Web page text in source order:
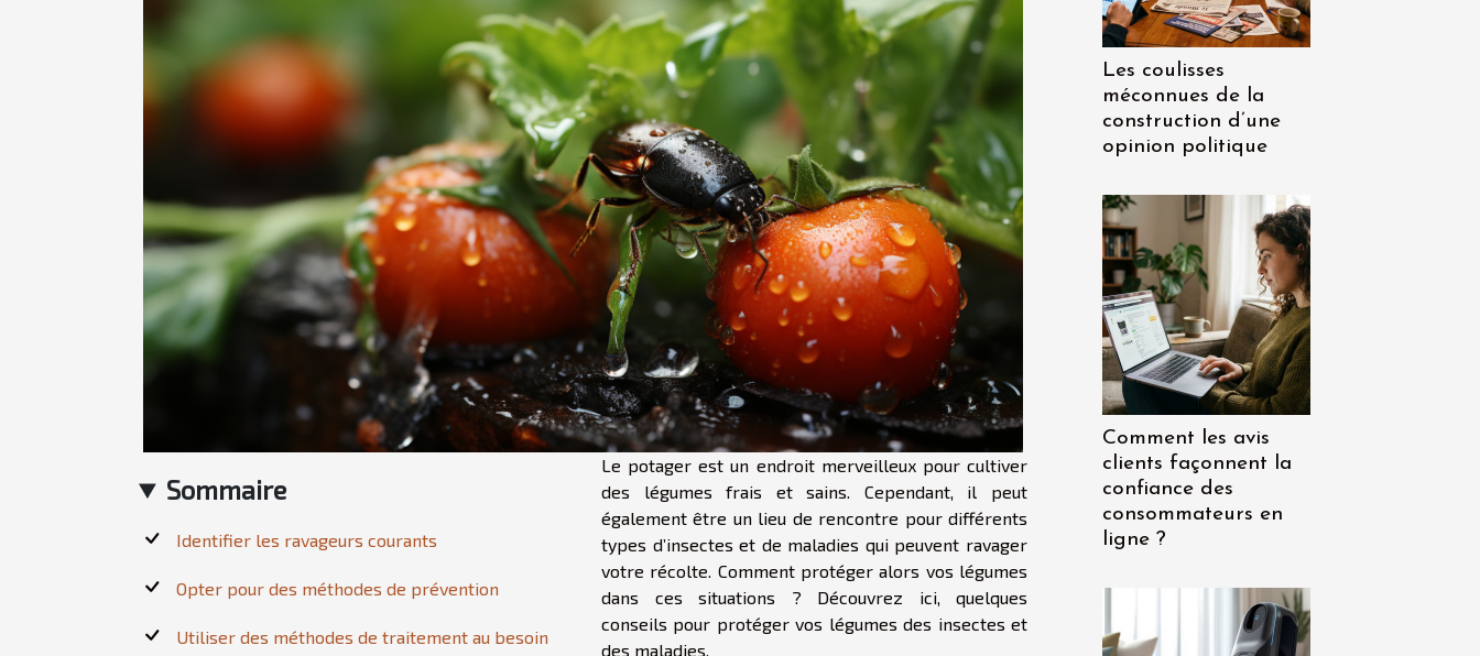
Sommaire
Identifier les ravageurs courants
Opter pour des méthodes de prévention
Utiliser des méthodes de traitement au besoin
Le potager est un endroit merveilleux pour cultiver
des légumes frais et sains. Cependant, il peut
également être un lieu de rencontre pour différents
types d’insectes et de maladies qui peuvent ravager
votre récolte. Comment protéger alors vos légumes
dans ces situations ? Découvrez ici, quelques
conseils pour protéger vos légumes des insectes et
des maladies.
Les coulisses
méconnues de la
construction d’une
opinion politique
Comment les avis
clients façonnent la
confiance des
consommateurs en
ligne ?